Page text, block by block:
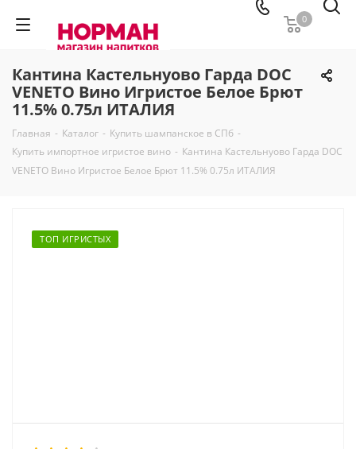
0
Кантина Кастельнуово Гарда DOC
VENETO Вино Игристое Белое Брют
11.5% 0.75л ИТАЛИЯ
Главная - Каталог - Купить шампанское в СПб -
Купить импортное игристое вино - Кантина Кастельнуово Гарда DOC
VENETO Вино Игристое Белое Брют 11.5% 0.75л ИТАЛИЯ
ТОП ИГРИСТЫХ